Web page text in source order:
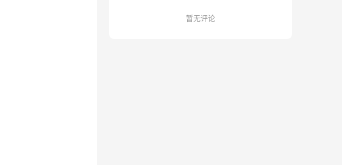
暂无评论